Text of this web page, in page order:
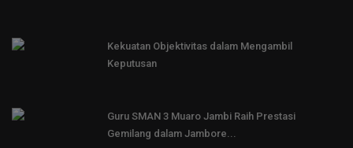
Kekuatan Objektivitas dalam Mengambil
Keputusan
Guru SMAN 3 Muaro Jambi Raih Prestasi
Gemilang dalam Jambore...